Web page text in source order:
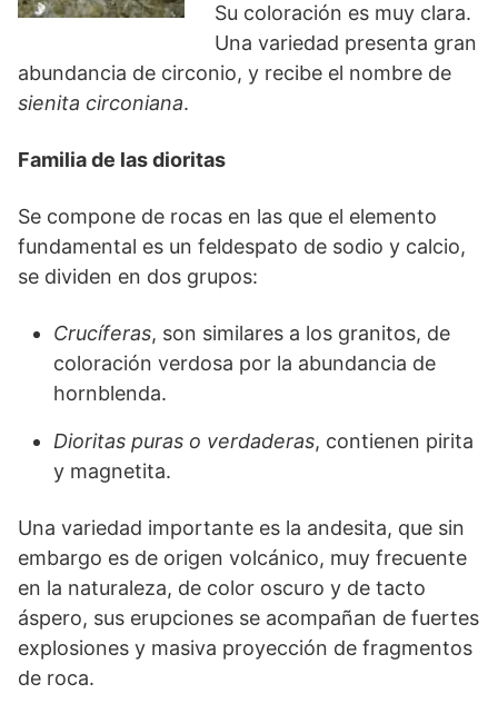
Su coloración es muy clara.
Una variedad presenta gran
abundancia de circonio, y recibe el nombre de
sienita circoniana.
Familia de las dioritas
Se compone de rocas en las que el elemento
fundamental es un feldespato de sodio y calcio,
se dividen en dos grupos:
Crucíferas, son similares a los granitos, de
coloración verdosa por la abundancia de
hornblenda.
Dioritas puras o verdaderas, contienen pirita
y magnetita.
Una variedad importante es la andesita, que sin
embargo es de origen volcánico, muy frecuente
en la naturaleza, de color oscuro y de tacto
áspero, sus erupciones se acompañan de fuertes
explosiones y masiva proyección de fragmentos
de roca.